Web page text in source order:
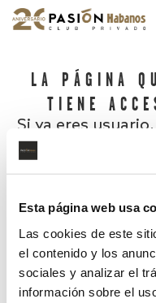
Esta página web usa
Las cookies de este
el contenido y los
sociales y analizar el
información sobre el
LA PÁGINA
TIENE
Si ya eres